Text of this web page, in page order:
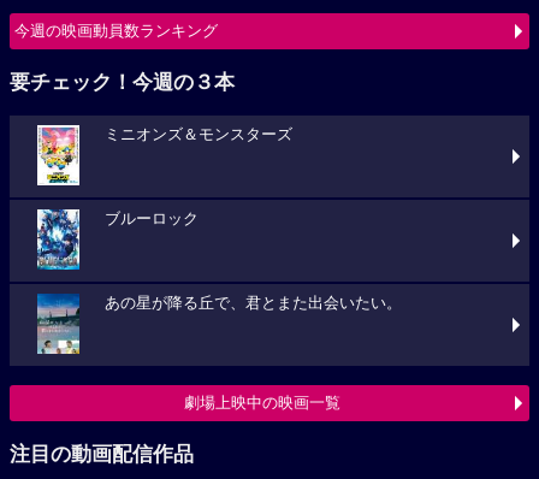
今週の映画動員数ランキング
要チェック！今週の３本
ミニオンズ＆モンスターズ
ブルーロック
あの星が降る丘で、君とまた出会いたい。
劇場上映中の映画一覧
注目の動画配信作品